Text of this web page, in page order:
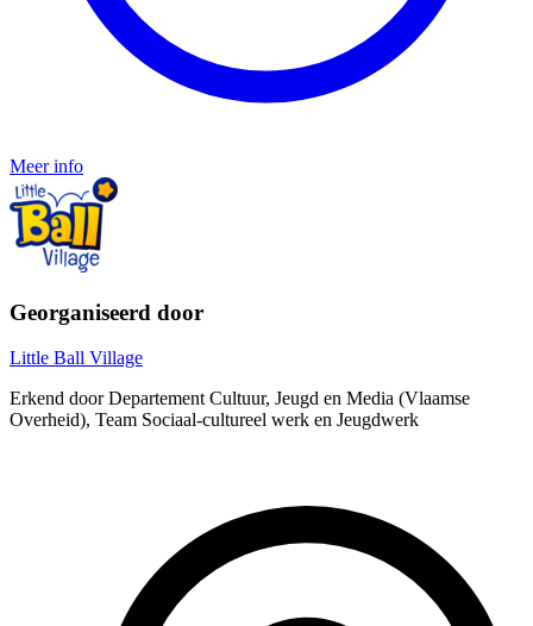
Meer info
Georganiseerd door
Little Ball Village
Erkend door Departement Cultuur, Jeugd en Media (Vlaamse
Overheid), Team Sociaal-cultureel werk en Jeugdwerk